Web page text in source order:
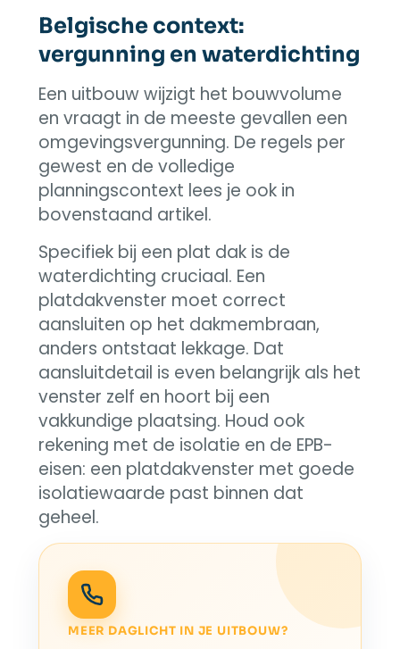
Belgische context:
vergunning en waterdichting
Een uitbouw wijzigt het bouwvolume
en vraagt in de meeste gevallen een
omgevingsvergunning. De regels per
gewest en de volledige
planningscontext lees je ook in
bovenstaand artikel.
Specifiek bij een plat dak is de
waterdichting cruciaal. Een
platdakvenster moet correct
aansluiten op het dakmembraan,
anders ontstaat lekkage. Dat
aansluitdetail is even belangrijk als het
venster zelf en hoort bij een
vakkundige plaatsing. Houd ook
rekening met de isolatie en de EPB-
eisen: een platdakvenster met goede
isolatiewaarde past binnen dat
geheel.
MEER DAGLICHT IN JE UITBOUW?